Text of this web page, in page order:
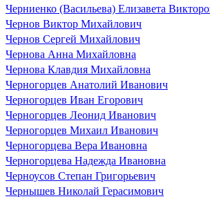
Черниенко (Васильева) Елизавета
Чернов Виктор Михайлович
Чернов Сергей Михайлович
Чернова Анна Михайловна
Чернова Клавдия Михайловна
Черногорцев Анатолий Иванович
Черногорцев Иван Егорович
Черногорцев Леонид Иванович
Черногорцев Михаил Иванович
Черногорцева Вера Ивановна
Черногорцева Надежда Ивановна
Черноусов Степан Григорьевич
Чернышев Николай Герасимович